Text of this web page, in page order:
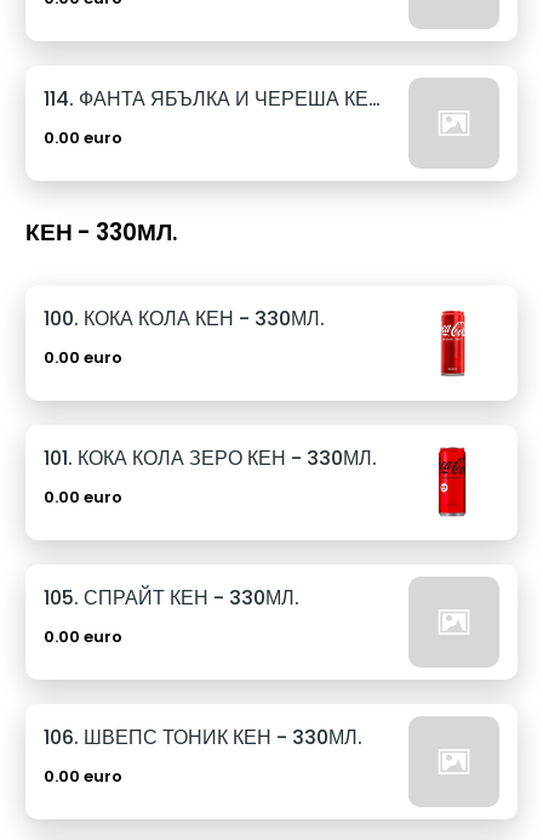
114. ФАНТА ЯБЪЛКА И ЧЕРЕША КЕН - 250МЛ.
0.00 euro
КЕН - 330МЛ.
100. КОКА КОЛА КЕН - 330МЛ.
0.00 euro
101. КОКА КОЛА ЗЕРО КЕН - 330МЛ.
0.00 euro
105. СПРАЙТ КЕН - 330МЛ.
0.00 euro
106. ШВЕПС ТОНИК КЕН - 330МЛ.
0.00 euro